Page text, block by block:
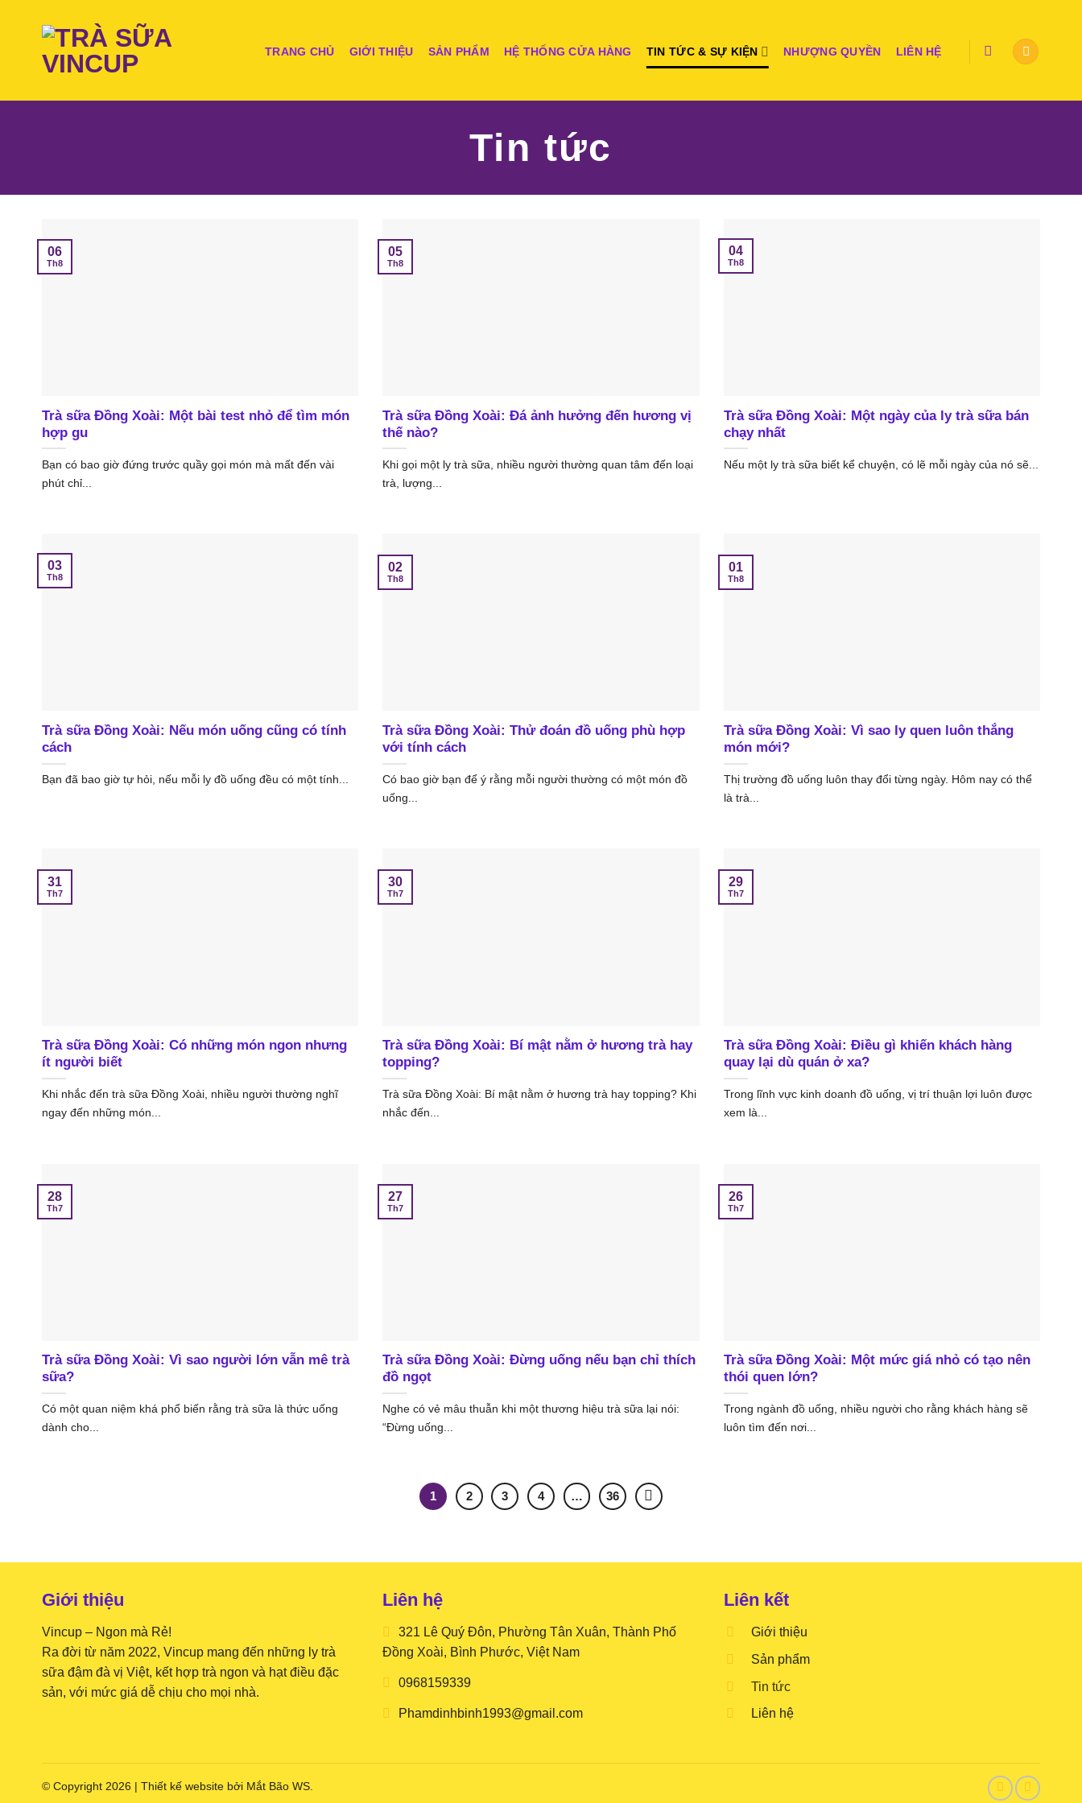
TRANG CHỦ GIỚI THIỆU SẢN PHẨM HỆ THỐNG CỬA HÀNG TIN TỨC & SỰ KIỆN NHƯỢNG QUYỀN LIÊN HỆ
Tin tức
Trà sữa Đồng Xoài: Một bài test nhỏ để tìm món
hợp gu
Bạn có bao giờ đứng trước quầy gọi món mà mất đến vài
phút chỉ...
06
Th8
Trà sữa Đồng Xoài: Đá ảnh hưởng đến hương vị
thế nào?
Khi gọi một ly trà sữa, nhiều người thường quan tâm đến loại
trà, lượng...
05
Th8
Trà sữa Đồng Xoài: Một ngày của ly trà sữa bán
chạy nhất
Nếu một ly trà sữa biết kể chuyện, có lẽ mỗi ngày của nó sẽ...
04
Th8
Trà sữa Đồng Xoài: Nếu món uống cũng có tính
cách
Bạn đã bao giờ tự hỏi, nếu mỗi ly đồ uống đều có một tính...
03
Th8
Trà sữa Đồng Xoài: Thử đoán đồ uống phù hợp
với tính cách
Có bao giờ bạn để ý rằng mỗi người thường có một món đồ
uống...
02
Th8
Trà sữa Đồng Xoài: Vì sao ly quen luôn thắng
món mới?
Thị trường đồ uống luôn thay đổi từng ngày. Hôm nay có thể
là trà...
01
Th8
Trà sữa Đồng Xoài: Có những món ngon nhưng
ít người biết
Khi nhắc đến trà sữa Đồng Xoài, nhiều người thường nghĩ
ngay đến những món...
31
Th7
Trà sữa Đồng Xoài: Bí mật nằm ở hương trà hay
topping?
Trà sữa Đồng Xoài: Bí mật nằm ở hương trà hay topping? Khi
nhắc đến...
30
Th7
Trà sữa Đồng Xoài: Điều gì khiến khách hàng
quay lại dù quán ở xa?
Trong lĩnh vực kinh doanh đồ uống, vị trí thuận lợi luôn được
xem là...
29
Th7
Trà sữa Đồng Xoài: Vì sao người lớn vẫn mê trà
sữa?
Có một quan niệm khá phổ biến rằng trà sữa là thức uống
dành cho...
28
Th7
Trà sữa Đồng Xoài: Đừng uống nếu bạn chỉ thích
đồ ngọt
Nghe có vẻ mâu thuẫn khi một thương hiệu trà sữa lại nói:
“Đừng uống...
27
Th7
Trà sữa Đồng Xoài: Một mức giá nhỏ có tạo nên
thói quen lớn?
Trong ngành đồ uống, nhiều người cho rằng khách hàng sẽ
luôn tìm đến nơi...
26
Th7
1 2 3 4 … 36
Giới thiệu
Vincup – Ngon mà Rẻ!
Ra đời từ năm 2022, Vincup mang đến những ly trà
sữa đậm đà vị Việt, kết hợp trà ngon và hạt điều đặc
sản, với mức giá dễ chịu cho mọi nhà.
Liên hệ
321 Lê Quý Đôn, Phường Tân Xuân, Thành Phố
Đồng Xoài, Bình Phước, Việt Nam
0968159339
Phamdinhbinh1993@gmail.com
Liên kết
Giới thiệu
Sản phẩm
Tin tức
Liên hệ
© Copyright 2026 | Thiết kế website bởi Mắt Bão WS.